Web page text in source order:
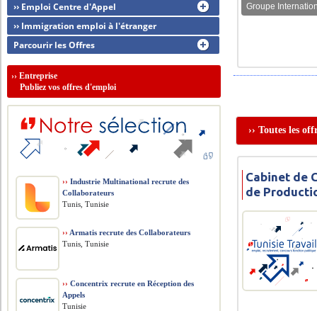
Groupe
›› Toutes les
Cabinet de
de
›› Emploi Centre d'Appel
›› Immigration emploi à l'étranger
Parcourir les Offres
››Entreprise
Publiez vos offres d'emploi
›› Industrie Multinational recrute des
Collaborateurs
Tunis, Tunisie
›› Armatis recrute des Collaborateurs
Tunis, Tunisie
›› Concentrix recrute en Réception des
Appels
Tunisie